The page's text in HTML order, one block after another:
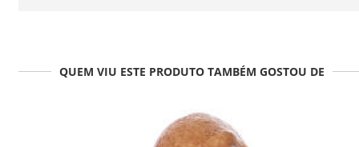
QUEM VIU ESTE PRODUTO TAMBÉM GOSTOU DE